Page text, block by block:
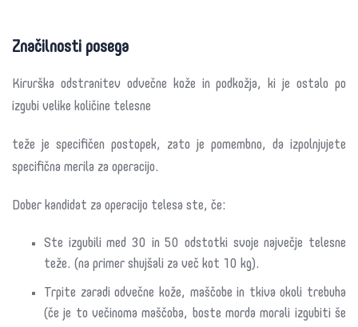
Značilnosti posega
Kirurška odstranitev odvečne kože in podkožja, ki je ostalo po
izgubi velike količine telesne
teže je specifičen postopek, zato je pomembno, da izpolnjujete
specifična merila za operacijo.
Dober kandidat za operacijo telesa ste, če:
Ste izgubili med 30 in 50 odstotki svoje največje telesne
teže. (na primer shujšali za več kot 10 kg).
Trpite zaradi odvečne kože, maščobe in tkiva okoli trebuha
(če je to večinoma maščoba, boste morda morali izgubiti še